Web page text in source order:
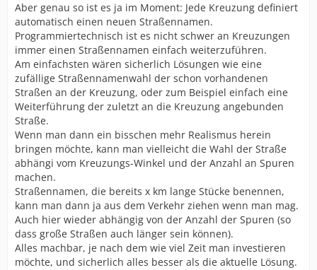
Aber genau so ist es ja im Moment: Jede Kreuzung definiert
automatisch einen neuen Straßennamen.
Programmiertechnisch ist es nicht schwer an Kreuzungen
immer einen Straßennamen einfach weiterzuführen.
Am einfachsten wären sicherlich Lösungen wie eine
zufällige Straßennamenwahl der schon vorhandenen
Straßen an der Kreuzung, oder zum Beispiel einfach eine
Weiterführung der zuletzt an die Kreuzung angebunden
Straße.
Wenn man dann ein bisschen mehr Realismus herein
bringen möchte, kann man vielleicht die Wahl der Straße
abhängi vom Kreuzungs-Winkel und der Anzahl an Spuren
machen.
Straßennamen, die bereits x km lange Stücke benennen,
kann man dann ja aus dem Verkehr ziehen wenn man mag.
Auch hier wieder abhängig von der Anzahl der Spuren (so
dass große Straßen auch länger sein können).
Alles machbar, je nach dem wie viel Zeit man investieren
möchte, und sicherlich alles besser als die aktuelle Lösung.